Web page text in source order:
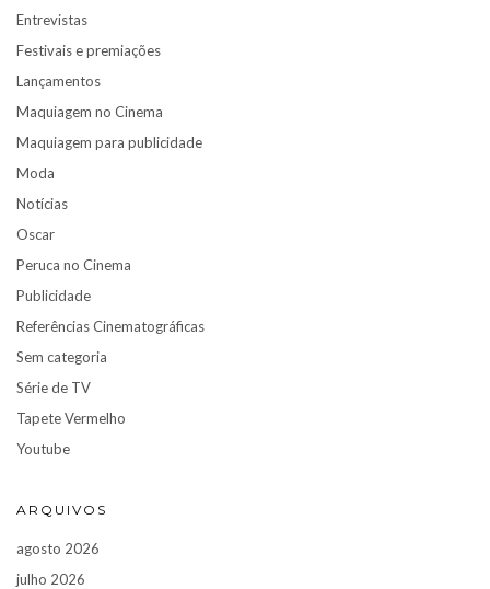
Entrevistas
Festivais e premiações
Lançamentos
Maquiagem no Cinema
Maquiagem para publicidade
Moda
Notícias
Oscar
Peruca no Cinema
Publicidade
Referências Cinematográficas
Sem categoria
Série de TV
Tapete Vermelho
Youtube
ARQUIVOS
agosto 2026
julho 2026